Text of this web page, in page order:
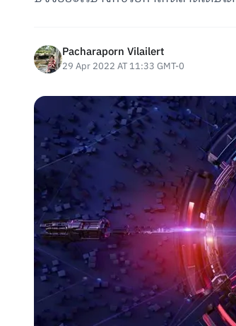
Pacharaporn Vilailert
29 Apr 2022 AT 11:33 GMT-0